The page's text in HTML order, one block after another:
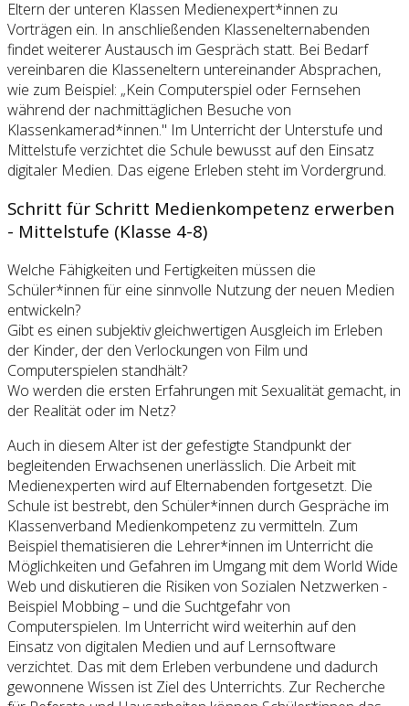
Eltern der unteren Klassen Medienexpert*innen zu
Vorträgen ein. In anschließenden Klassenelternabenden
findet weiterer Austausch im Gespräch statt. Bei Bedarf
vereinbaren die Klasseneltern untereinander Absprachen,
wie zum Beispiel: „Kein Computerspiel oder Fernsehen
während der nachmittäglichen Besuche von
Klassenkamerad*innen." Im Unterricht der Unterstufe und
Mittelstufe verzichtet die Schule bewusst auf den Einsatz
digitaler Medien. Das eigene Erleben steht im Vordergrund.
Schritt für Schritt Medienkompetenz erwerben
- Mittelstufe (Klasse 4-8)
Welche Fähigkeiten und Fertigkeiten müssen die
Schüler*innen für eine sinnvolle Nutzung der neuen Medien
entwickeln?
Gibt es einen subjektiv gleichwertigen Ausgleich im Erleben
der Kinder, der den Verlockungen von Film und
Computerspielen standhält?
Wo werden die ersten Erfahrungen mit Sexualität gemacht, in
der Realität oder im Netz?
Auch in diesem Alter ist der gefestigte Standpunkt der
begleitenden Erwachsenen unerlässlich. Die Arbeit mit
Medienexperten wird auf Elternabenden fortgesetzt. Die
Schule ist bestrebt, den Schüler*innen durch Gespräche im
Klassenverband Medienkompetenz zu vermitteln. Zum
Beispiel thematisieren die Lehrer*innen im Unterricht die
Möglichkeiten und Gefahren im Umgang mit dem World Wide
Web und diskutieren die Risiken von Sozialen Netzwerken -
Beispiel Mobbing – und die Suchtgefahr von
Computerspielen. Im Unterricht wird weiterhin auf den
Einsatz von digitalen Medien und auf Lernsoftware
verzichtet. Das mit dem Erleben verbundene und dadurch
gewonnene Wissen ist Ziel des Unterrichts. Zur Recherche